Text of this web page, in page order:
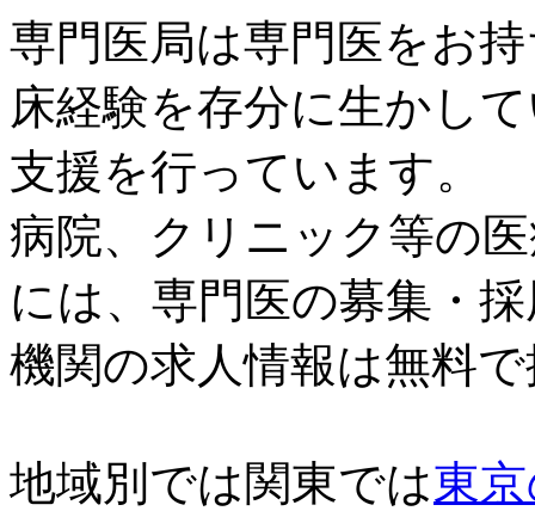
専門医局は専門医をお
床経験を存分に生かし
支援を行っています。
病院、クリニック等の
には、専門医の募集・
機関の求人情報は無料
地域別では関東では東